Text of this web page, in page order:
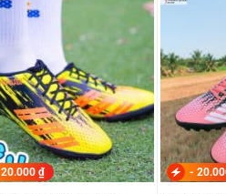
20.000 ₫ -